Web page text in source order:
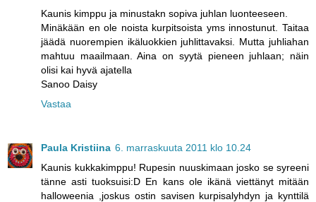
Kaunis kimppu ja minustakn sopiva juhlan luonteeseen.
Minäkään en ole noista kurpitsoista yms innostunut. Taitaa
jäädä nuorempien ikäluokkien juhlittavaksi. Mutta juhliahan
mahtuu maailmaan. Aina on syytä pieneen juhlaan; näin
olisi kai hyvä ajatella
Sanoo Daisy
Vastaa
Paula Kristiina 6. marraskuuta 2011 klo 10.24
Kaunis kukkakimppu! Rupesin nuuskimaan josko se syreeni
tänne asti tuoksuisi:D En kans ole ikänä viettänyt mitään
halloweenia ,joskus ostin savisen kurpisalyhdyn ja kynttilä